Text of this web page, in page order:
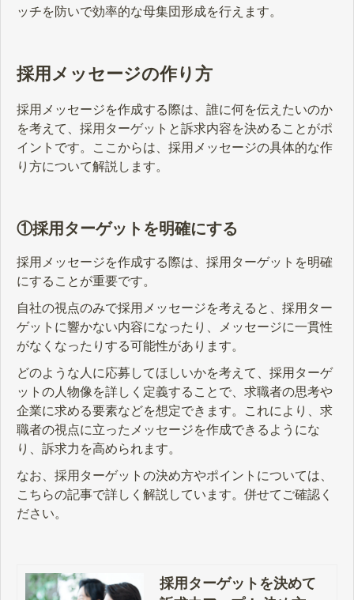
ッチを防いで効率的な母集団形成を行えます。
採用メッセージの作り方
採用メッセージを作成する際は、誰に何を伝えたいのか
を考えて、採用ターゲットと訴求内容を決めることがポ
イントです。ここからは、採用メッセージの具体的な作
り方について解説します。
①採用ターゲットを明確にする
採用メッセージを作成する際は、採用ターゲットを明確
にすることが重要です。
自社の視点のみで採用メッセージを考えると、採用ター
ゲットに響かない内容になったり、メッセージに一貫性
がなくなったりする可能性があります。
どのような人に応募してほしいかを考えて、採用ターゲ
ットの人物像を詳しく定義することで、求職者の思考や
企業に求める要素などを想定できます。これにより、求
職者の視点に立ったメッセージを作成できるようにな
り、訴求力を高められます。
なお、採用ターゲットの決め方やポイントについては、
こちらの記事で詳しく解説しています。併せてご確認く
ださい。
採用ターゲットを決めて